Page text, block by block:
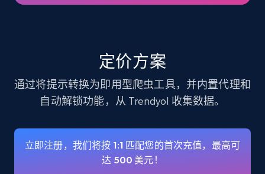
22.4K+ 3.5K+ 立即购买
Crunchbase companies information
定价方案
通过将提示转换为即用型爬虫工具，并内置代理和
自动解锁功能，从 Trendyol 收集数据。
立即注册，我们将按 1:1 匹配您的首次充值，最高可
达 500 美元！